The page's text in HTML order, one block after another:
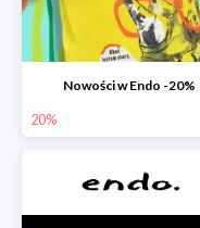
Nowości w Endo -20%
20%